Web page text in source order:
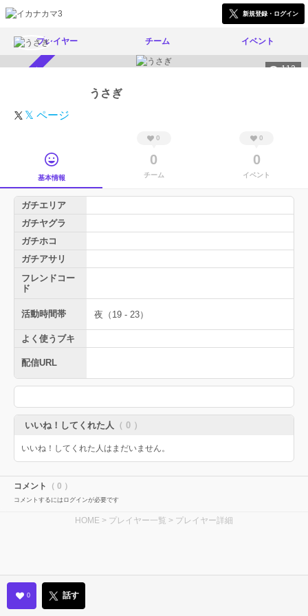
新規登録・ログイン
プレイヤー チーム イベント
112
うさぎ
𝕏 ページ
基本情報
0
0
チーム
0
0
イベント
ガチエリア
ガチヤグラ
ガチホコ
ガチアサリ
フレンドコー
ド
活動時間帯 夜（19 - 23）
よく使うブキ
配信URL
いいね！してくれた人 （ 0 ）
いいね！してくれた人はまだいません。
コメント （ 0 ）
コメントするにはログインが必要です
HOME > プレイヤー一覧 > プレイヤー詳細
0 話す